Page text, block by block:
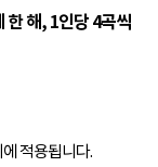
한 해, 1인당 4곡씩
적용됩니다.